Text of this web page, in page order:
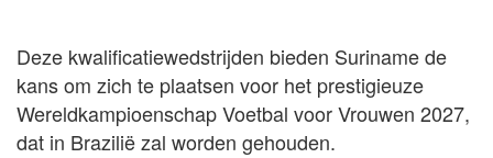
Deze kwalificatiewedstrijden bieden Suriname de
kans om zich te plaatsen voor het prestigieuze
Wereldkampioenschap Voetbal voor Vrouwen 2027,
dat in Brazilië zal worden gehouden.